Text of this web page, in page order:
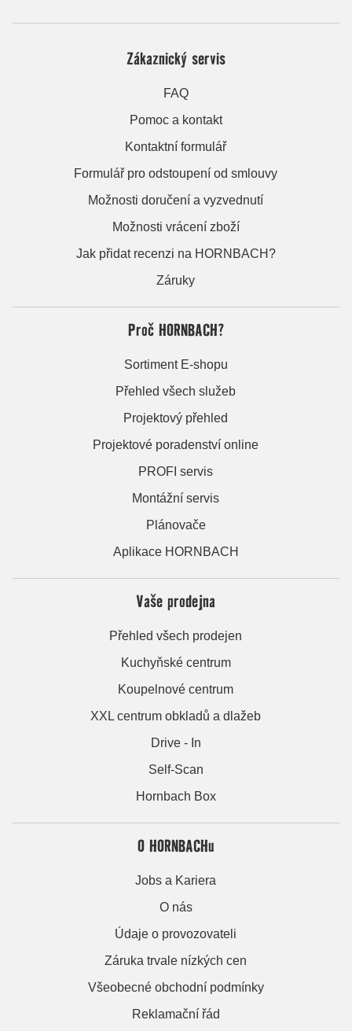
Zákaznický servis
FAQ
Pomoc a kontakt
Kontaktní formulář
Formulář pro odstoupení od smlouvy
Možnosti doručení a vyzvednutí
Možnosti vrácení zboží
Jak přidat recenzi na HORNBACH?
Záruky
Proč HORNBACH?
Sortiment E-shopu
Přehled všech služeb
Projektový přehled
Projektové poradenství online
PROFI servis
Montážní servis
Plánovače
Aplikace HORNBACH
Vaše prodejna
Přehled všech prodejen
Kuchyňské centrum
Koupelnové centrum
XXL centrum obkladů a dlažeb
Drive - In
Self-Scan
Hornbach Box
O HORNBACHu
Jobs a Kariera
O nás
Údaje o provozovateli
Záruka trvale nízkých cen
Všeobecné obchodní podmínky
Reklamační řád